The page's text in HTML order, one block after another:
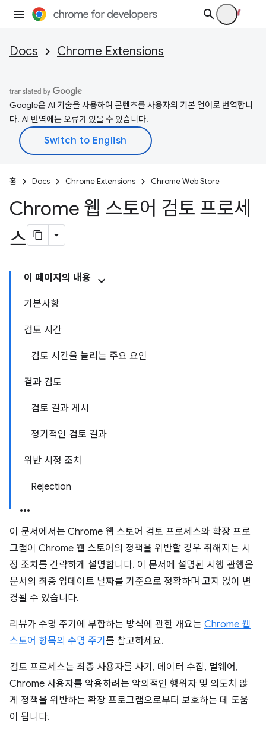
Docs Chrome Extensions
Google은 AI 기술을 사용하여 콘텐츠를 사용자의 기본 언어로 번역합니
다. AI 번역에는 오류가 있을 수 있습니다.
홈 Docs Chrome Extensions Chrome Web Store
Chrome 웹 스토어 검토 프로세
스
이 페이지의 내용
기본사항
검토 시간
검토 시간을 늘리는 주요 요인
결과 검토
검토 결과 게시
정기적인 검토 결과
위반 시정 조치
Rejection
이 문서에서는 Chrome 웹 스토어 검토 프로세스와 확장 프로
그램이 Chrome 웹 스토어의 정책을 위반할 경우 취해지는 시
정 조치를 간략하게 설명합니다. 이 문서에 설명된 시행 관행은
문서의 최종 업데이트 날짜를 기준으로 정확하며 고지 없이 변
경될 수 있습니다.
리뷰가 수명 주기에 부합하는 방식에 관한 개요는 Chrome 웹
스토어 항목의 수명 주기 를 참고하세요.
검토 프로세스는 최종 사용자를 사기, 데이터 수집, 멀웨어,
Chrome 사용자를 악용하려는 악의적인 행위자 및 의도치 않
게 정책을 위반하는 확장 프로그램으로부터 보호하는 데 도움
이 됩니다.